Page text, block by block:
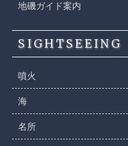
地磯ガイド案内
SIGHTSEEING
噴火
海
名所